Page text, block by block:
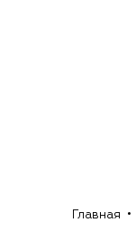
Главная